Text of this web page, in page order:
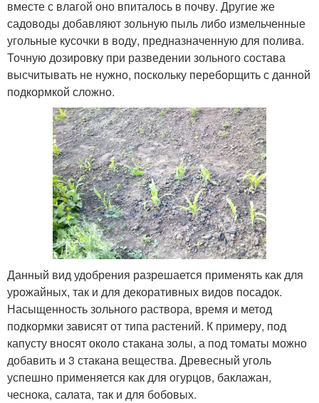
вместе с влагой оно впиталось в почву. Другие же
садоводы добавляют зольную пыль либо измельченные
угольные кусочки в воду, предназначенную для полива.
Точную дозировку при разведении зольного состава
высчитывать не нужно, поскольку переборщить с данной
подкормкой сложно.
Данный вид удобрения разрешается применять как для
урожайных, так и для декоративных видов посадок.
Насыщенность зольного раствора, время и метод
подкормки зависят от типа растений. К примеру, под
капусту вносят около стакана золы, а под томаты можно
добавить и 3 стакана вещества. Древесный уголь
успешно применяется как для огурцов, баклажан,
чеснока, салата, так и для бобовых.